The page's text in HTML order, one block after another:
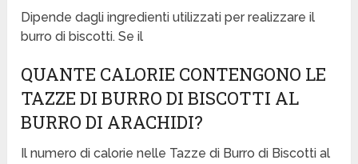
Dipende dagli ingredienti utilizzati per realizzare il
burro di biscotti. Se il
QUANTE CALORIE CONTENGONO LE
TAZZE DI BURRO DI BISCOTTI AL
BURRO DI ARACHIDI?
Il numero di calorie nelle Tazze di Burro di Biscotti al